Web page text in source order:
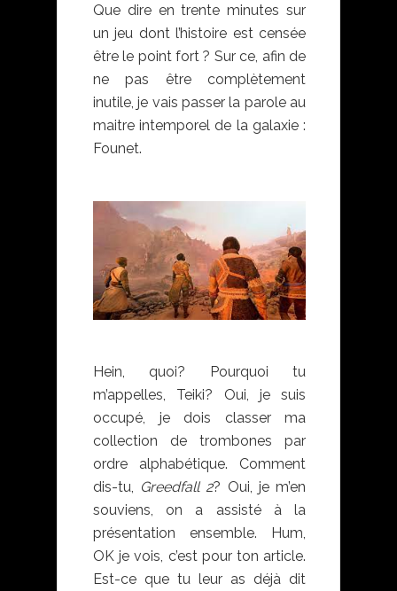
Que dire en trente minutes sur
un jeu dont l’histoire est censée
être le point fort ? Sur ce, afin de
ne pas être complètement
inutile, je vais passer la parole au
maitre intemporel de la galaxie :
Founet.
Hein, quoi? Pourquoi tu
m’appelles, Teiki? Oui, je suis
occupé, je dois classer ma
collection de trombones par
ordre alphabétique. Comment
dis-tu, Greedfall 2? Oui, je m’en
souviens, on a assisté à la
présentation ensemble. Hum,
OK je vois, c’est pour ton article.
Est-ce que tu leur as déjà dit